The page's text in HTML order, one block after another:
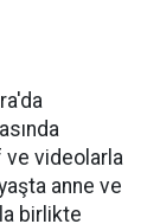
ve videolarla
anne ve
birlikte